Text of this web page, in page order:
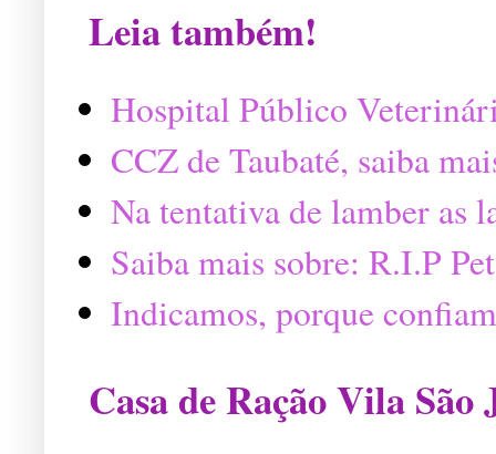
Leia também!
Hospital Público
CCZ de Taubaté, saiba
Na tentativa de lamber as
Saiba mais sobre: R.I.P
Indicamos, porque
Casa de Ração Vila São